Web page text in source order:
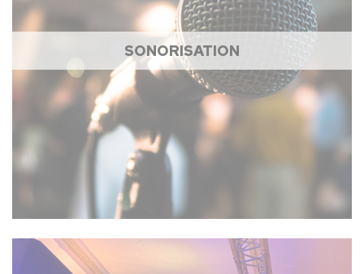
SONORISATION